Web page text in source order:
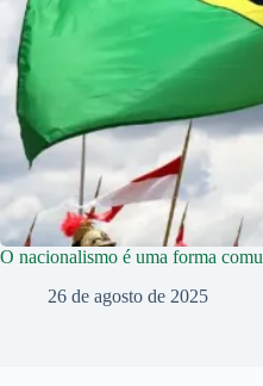
O nacionalismo é uma forma
26 de agosto de 2025